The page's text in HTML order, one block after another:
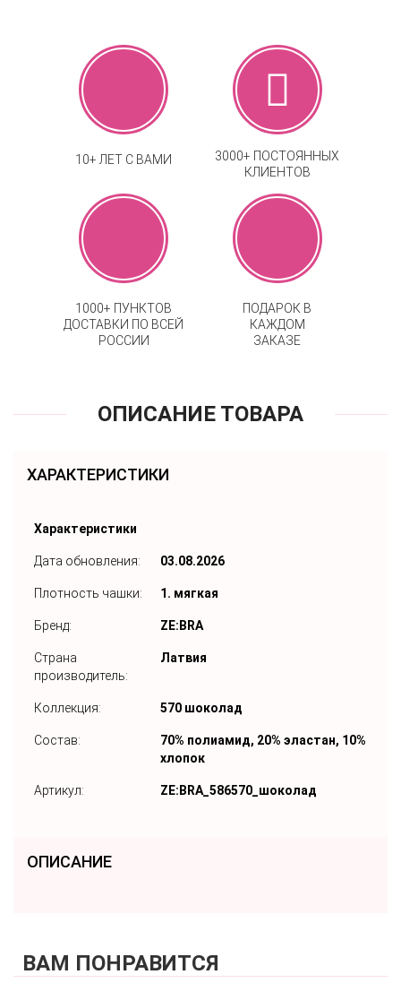
10+ ЛЕТ С ВАМИ
3000+ ПОСТОЯННЫХ
КЛИЕНТОВ
1000+ ПУНКТОВ
ДОСТАВКИ ПО ВСЕЙ
РОССИИ
ПОДАРОК В
КАЖДОМ
ЗАКАЗЕ
ОПИСАНИЕ ТОВАРА
ХАРАКТЕРИСТИКИ
Характеристики
Дата обновления: 03.08.2026
Плотность чашки: 1. мягкая
Бренд: ZE:BRA
Страна
производитель:
Латвия
Коллекция: 570 шоколад
Состав:
70% полиамид, 20% эластан, 10%
хлопок
Артикул: ZE:BRA_586570_шоколад
ОПИСАНИЕ
ВАМ ПОНРАВИТСЯ